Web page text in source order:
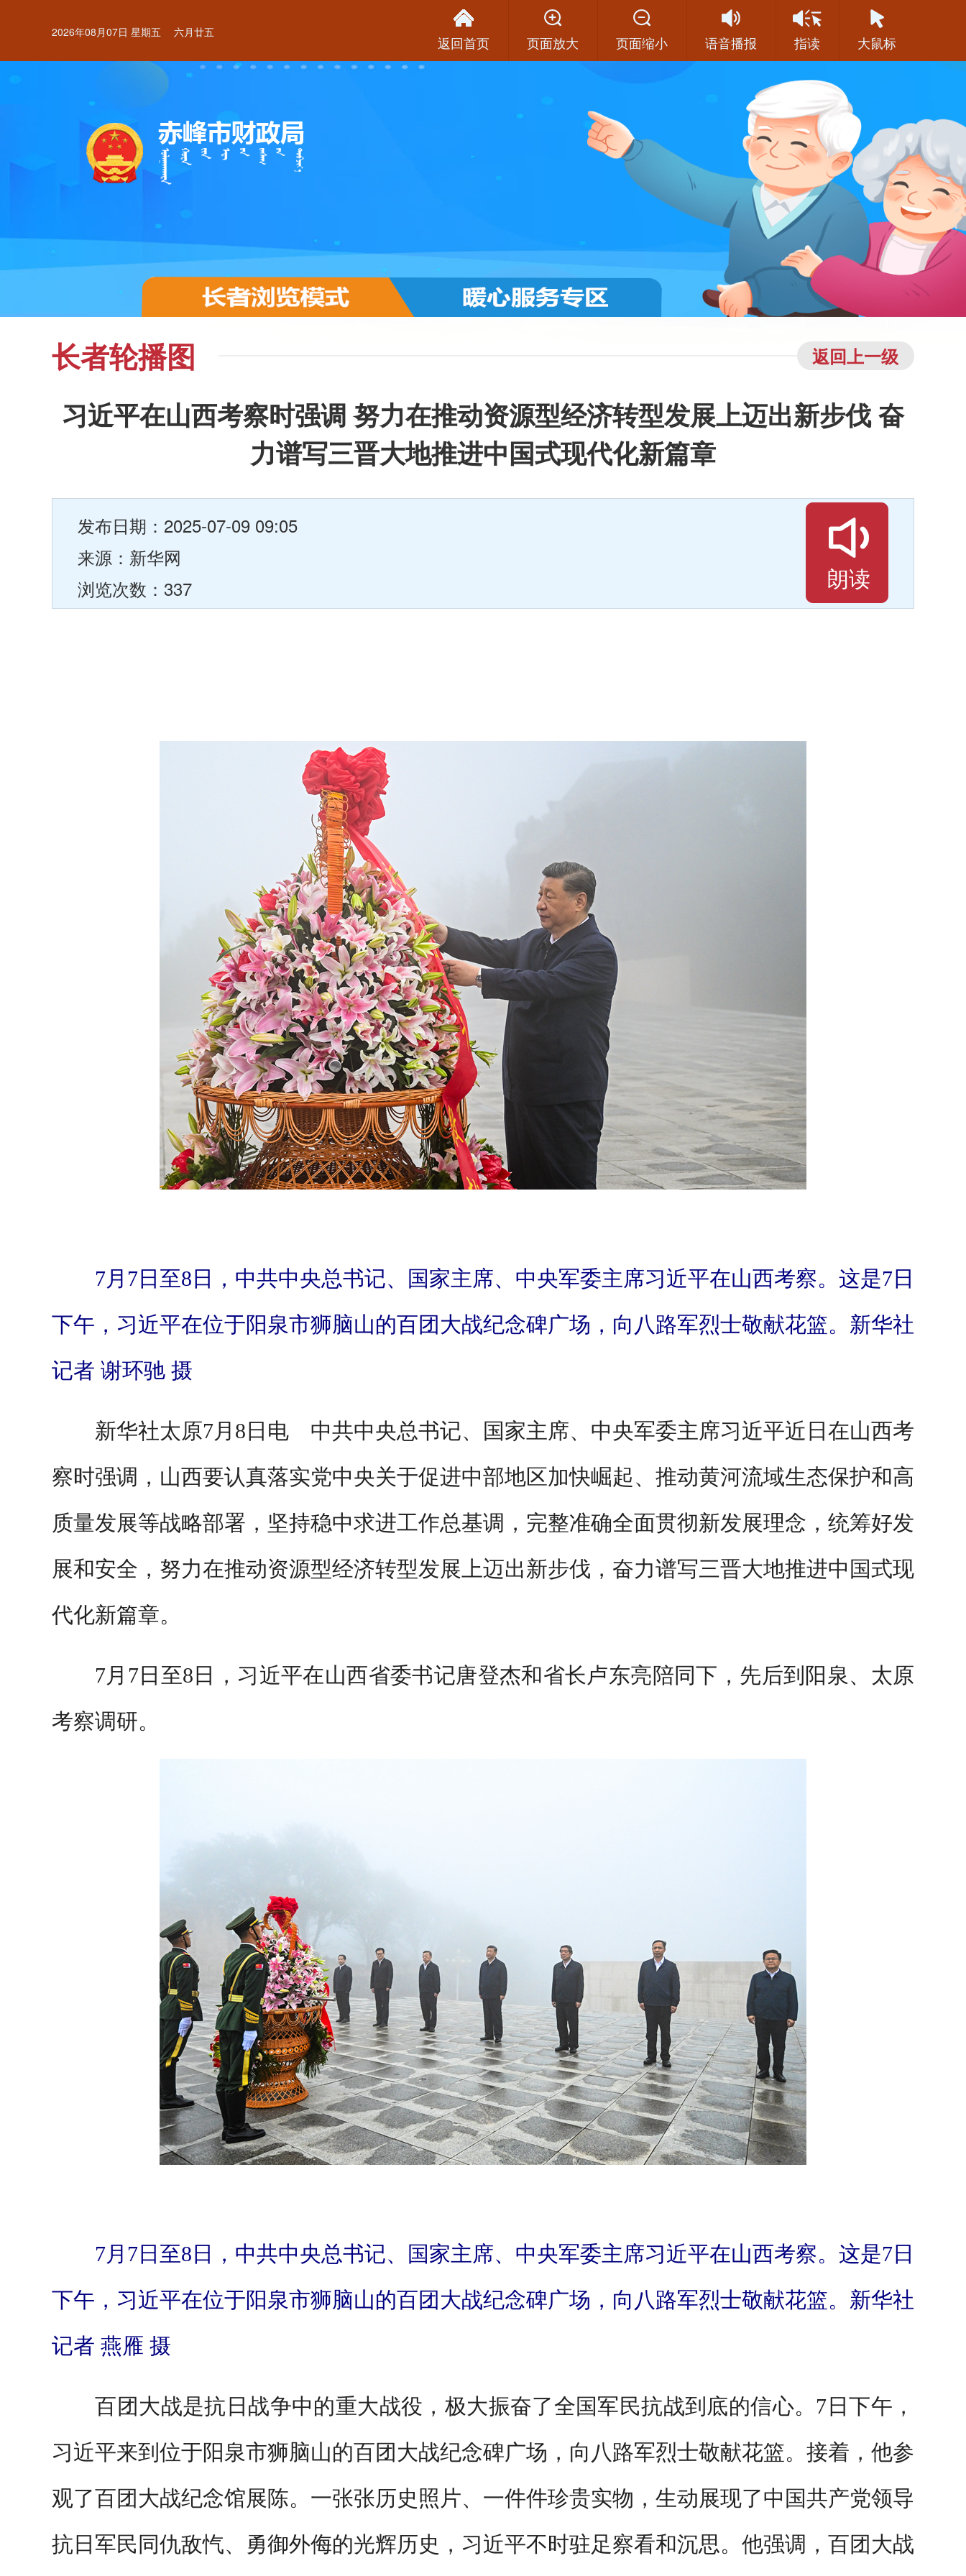
2026年08月07日 星期五 六月廿五
返回首页 页面放大 页面缩小 语音播报 指读 大鼠标
长者轮播图 返回上一级
习近平在山西考察时强调 努力在推动资源型经济转型发展上迈出新步伐 奋
力谱写三晋大地推进中国式现代化新篇章
发布日期：2025-07-09 09:05
来源：新华网
浏览次数：337
朗读
7月7日至8日，中共中央总书记、国家主席、中央军委主席习近平在山西考察。这是7日
下午，习近平在位于阳泉市狮脑山的百团大战纪念碑广场，向八路军烈士敬献花篮。新华社
记者 谢环驰 摄
新华社太原7月8日电 中共中央总书记、国家主席、中央军委主席习近平近日在山西考
察时强调，山西要认真落实党中央关于促进中部地区加快崛起、推动黄河流域生态保护和高
质量发展等战略部署，坚持稳中求进工作总基调，完整准确全面贯彻新发展理念，统筹好发
展和安全，努力在推动资源型经济转型发展上迈出新步伐，奋力谱写三晋大地推进中国式现
代化新篇章。
7月7日至8日，习近平在山西省委书记唐登杰和省长卢东亮陪同下，先后到阳泉、太原
考察调研。
7月7日至8日，中共中央总书记、国家主席、中央军委主席习近平在山西考察。这是7日
下午，习近平在位于阳泉市狮脑山的百团大战纪念碑广场，向八路军烈士敬献花篮。新华社
记者 燕雁 摄
百团大战是抗日战争中的重大战役，极大振奋了全国军民抗战到底的信心。7日下午，
习近平来到位于阳泉市狮脑山的百团大战纪念碑广场，向八路军烈士敬献花篮。接着，他参
观了百团大战纪念馆展陈。一张张历史照片、一件件珍贵实物，生动展现了中国共产党领导
抗日军民同仇敌忾、勇御外侮的光辉历史，习近平不时驻足察看和沉思。他强调，百团大战